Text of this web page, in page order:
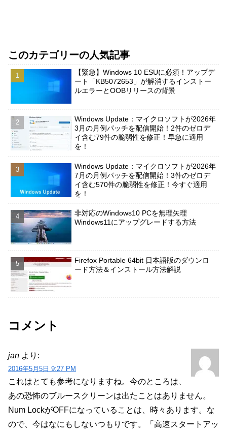
このカテゴリーの人気記事
【緊急】Windows 10 ESUに必須！アップデ
ート「KB5072653」が解消するインストー
ルエラーとOOBリリースの背景
Windows Update：マイクロソフトが2026年
3月の月例パッチを配信開始！2件のゼロデ
イ含む79件の脆弱性を修正！早急に適用
を！
Windows Update：マイクロソフトが2026年
7月の月例パッチを配信開始！3件のゼロデ
イ含む570件の脆弱性を修正！今すぐ適用
を！
非対応のWindows10 PCを無理矢理
Windows11にアップグレードする方法
Firefox Portable 64bit 日本語版のダウンロ
ード方法＆インストール方法解説
コメント
jan より:
2016年5月5日 9:27 PM
これはとても参考になりますね。今のところは、
あの恐怖のブルースクリーンは出たことはありません。
Num LockがOFFになっていることは、時々あります。な
ので、今はなにもしないつもりです。「高速スタートアッ